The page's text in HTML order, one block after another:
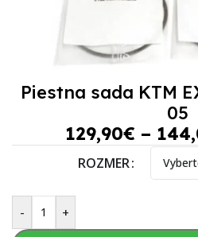
Piestna sada KTM
05
129,90€ –
ROZMER
- +